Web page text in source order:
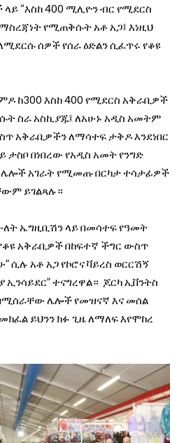
“እስከ 400 ሚሊዮን ብር የሚደርስ
የሚጠቅሱት አቶ አጋ፤ እነዚህ
ሰዎች የሰራ ዕድልን ሲፈጥሩ የቆዩ
ከ300 እስከ 400 የሚደርስ አቅራቢዎች
ስራ አስኪያጁ፤ ለአሁኑ አዲስ አመትም
አቅራቢዎችን ለማሳተፍ ታቅዶ እንደነበር
ታስቦ በነበረው የአዲስ አመት የንግድ
ሌሎች አገራት የሚመጡ በርካታ ተሳታፊዎች
ይገልጻሉ።
ኤግዚቢሽን ላይ በመሳተፍ የዓመት
አቅራቢዎች በከፍተኛ ችግር ውስጥ
ሲሉ አቶ አጋ የኮሮና ቫይረስ ወርርሽኝ
ኢንሳይደር” ተናግረዋል። ጆርካ ኢቨንትስ
ሌሎች የመዝናኛ እና መሰል
ይህንን ክፉ ጊዜ ለማለፍ እየሞከረ